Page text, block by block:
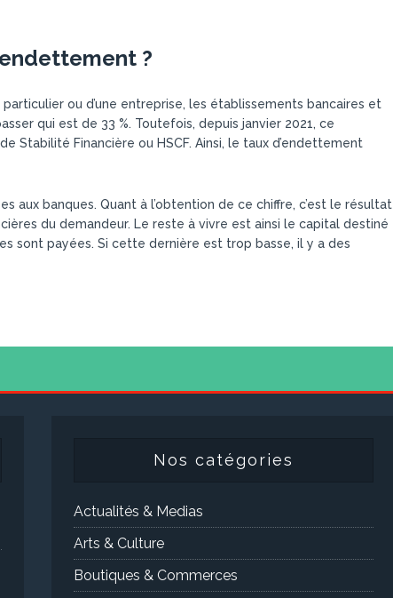
?
ou d’une entreprise, les établissements bancaires et
qui est de 33 %. Toutefois, depuis janvier 2021, ce
Stabilité Financière ou HSCF. Ainsi, le taux d’endettement
aux banques. Quant à l’obtention de ce chiffre, c’est le résultat
du demandeur. Le reste à vivre est ainsi le capital destiné
sont payées. Si cette dernière est trop basse, il y a des
Nos catégories
Actualités & Medias
Arts & Culture
Boutiques & Commerces